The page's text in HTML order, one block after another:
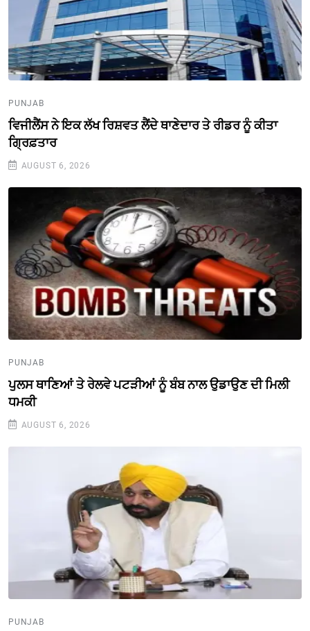
PUNJAB
ਵਿਜੀਲੈਂਸ ਨੇ ਇਕ ਲੱਖ ਰਿਸ਼ਵਤ ਲੈਂਦੇ ਥਾਣੇਦਾਰ ਤੇ ਰੀਡਰ ਨੂੰ ਕੀਤਾ
ਗ੍ਰਿਫ਼ਤਾਰ
AUGUST 6, 2026
PUNJAB
ਪੁਲਸ ਥਾਣਿਆਂ ਤੇ ਰੇਲਵੇ ਪਟੜੀਆਂ ਨੂੰ ਬੰਬ ਨਾਲ ਉਡਾਉਣ ਦੀ ਮਿਲੀ
ਧਮਕੀ
AUGUST 6, 2026
PUNJAB